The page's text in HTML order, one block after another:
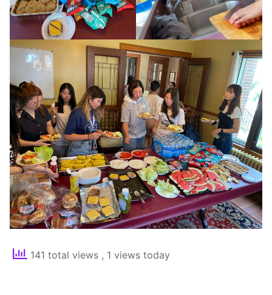
141 total views , 1 views today